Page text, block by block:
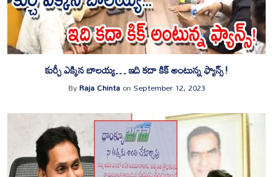
కుర్చీ ఎక్కిన బాలయ్య… ఇది కదా కిక్ అంటున్న ఫ్యాన్స్!
ByRaja ChintaonSeptember 12, 2023